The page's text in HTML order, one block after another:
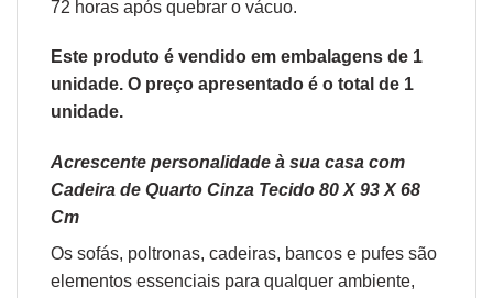
72 horas após quebrar o vácuo.
Este produto é vendido em embalagens de 1
unidade. O preço apresentado é o total de 1
unidade.
Acrescente personalidade à sua casa com
Cadeira de Quarto Cinza Tecido 80 X 93 X 68
Cm
Os sofás, poltronas, cadeiras, bancos e pufes são
elementos essenciais para qualquer ambiente,